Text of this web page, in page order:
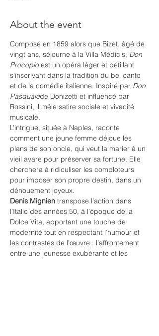
About the event
Composé en 1859 alors que Bizet, âgé de
vingt ans, séjourne à la Villa Médicis, Don
Procopio est un opéra léger et pétillant
s’inscrivant dans la tradition du bel canto
et de la comédie italienne. Inspiré par Don
Pasqualede Donizetti et influencé par
Rossini, il mêle satire sociale et vivacité
musicale.
L’intrigue, située à Naples, raconte
comment une jeune femme déjoue les
plans de son oncle, qui veut la marier à un
vieil avare pour préserver sa fortune. Elle
cherchera à ridiculiser les comploteurs
pour imposer son propre destin, dans un
dénouement joyeux.
Denis Mignien transpose l’action dans
l’Italie des années 50, à l’époque de la
Dolce Vita, apportant une touche de
modernité tout en respectant l’humour et
les contrastes de l’œuvre : l’affrontement
entre une jeunesse exubérante et les